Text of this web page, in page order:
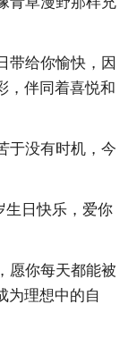
带给你愉快，因
，伴同着喜悦和
于没有时机，今
生日快乐，爱你
愿你每天都能被
为理想中的自